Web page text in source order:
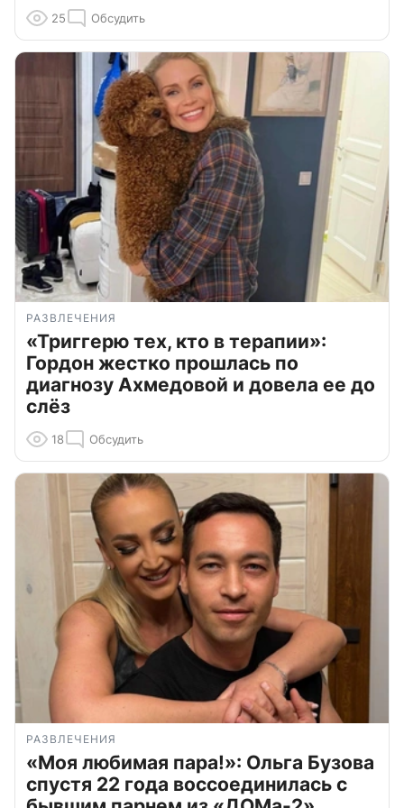
25 Обсудить
РАЗВЛЕЧЕНИЯ
«Триггерю тех, кто в терапии»:
Гордон жестко прошлась по
диагнозу Ахмедовой и довела ее до
слёз
18 Обсудить
РАЗВЛЕЧЕНИЯ
«Моя любимая пара!»: Ольга Бузова
спустя 22 года воссоединилась с